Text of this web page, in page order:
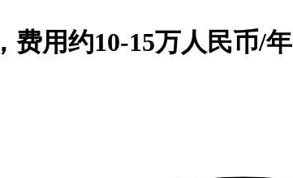
费用约10-15万人民币/年